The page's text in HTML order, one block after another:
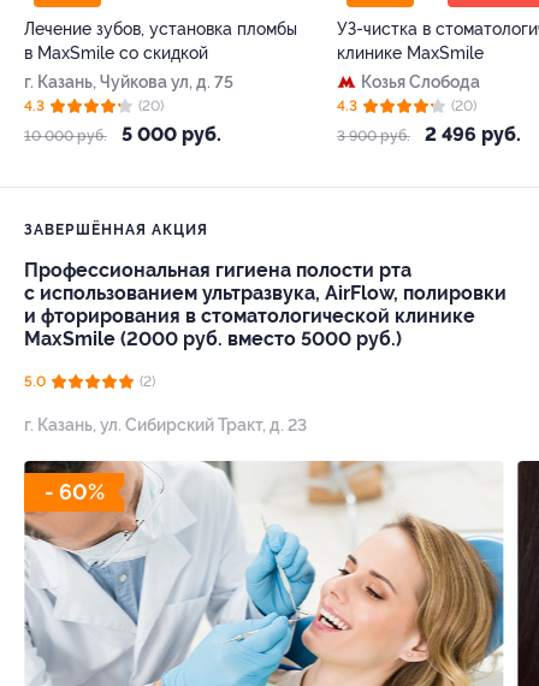
Лечение зубов, установка пломбы
в MaxSmile со скидкой
г. Казань, Чуйкова ул, д. 75
10 000 руб. 5 000 руб.
4.3 (20)
УЗ-чистка в
клинике MaxSmile
Козья Слобода
3 900 руб. 2 496 руб.
4.3 (20)
ЗАВЕРШЁННАЯ АКЦИЯ
Профессиональная гигиена полости рта
с использованием ультразвука, AirFlow, полировки
и фторирования в стоматологической клинике
MaxSmile (2000 руб. вместо 5000 руб.)
5.0 (2)
г. Казань, ул. Сибирский Тракт, д. 23
- 60%